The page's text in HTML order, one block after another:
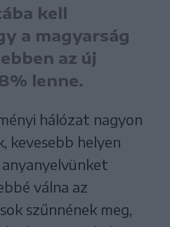
kell
a magyarság
az új
lenne.
hálózat nagyon
kevesebb helyen
válna az
szűnnének meg,